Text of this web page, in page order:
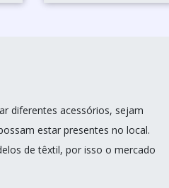
diferentes acessórios, sejam
estar presentes no local.
de têxtil, por isso o mercado